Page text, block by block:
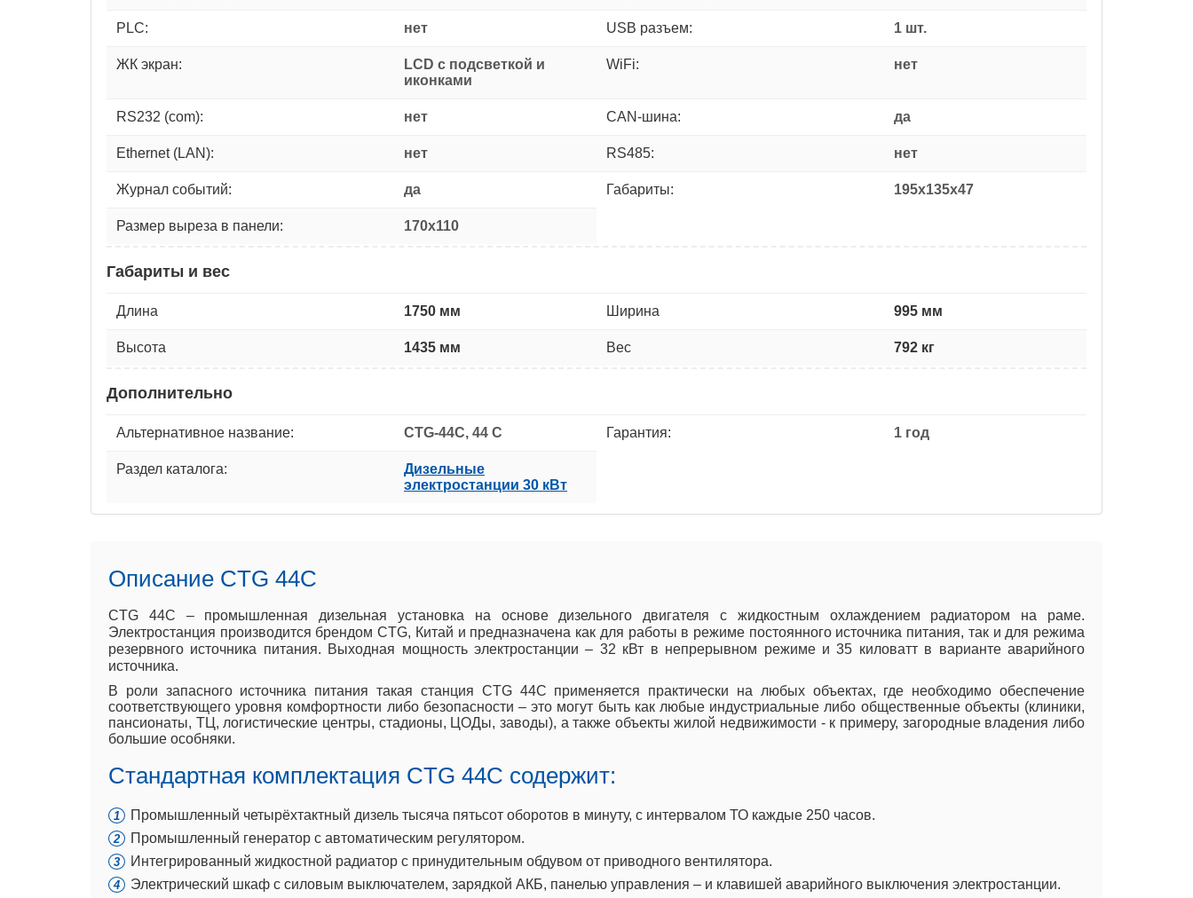
PLC: нет USB разъем: 1 шт.
ЖК экран:
LCD с подсветкой и
иконками
WiFi: нет
RS232 (com): нет CAN-шина: да
Ethernet (LAN): нет RS485: нет
Журнал событий: да Габариты: 195x135x47
Размер выреза в панели: 170x110
Габариты и вес
Длина 1750 мм Ширина 995 мм
Высота 1435 мм Вес 792 кг
Дополнительно
Альтернативное название: CTG-44C, 44 C Гарантия: 1 год
Раздел каталога:
Дизельные
электростанции 30 кВт
Описание CTG 44C
CTG 44C – промышленная дизельная установка на основе дизельного двигателя с жидкостным охлаждением радиатором на раме.
Электростанция производится брендом CTG, Китай и предназначена как для работы в режиме постоянного источника питания, так и для режима
резервного источника питания. Выходная мощность электростанции – 32 кВт в непрерывном режиме и 35 киловатт в варианте аварийного
источника.
В роли запасного источника питания такая станция CTG 44C применяется практически на любых объектах, где необходимо обеспечение
соответствующего уровня комфортности либо безопасности – это могут быть как любые индустриальные либо общественные объекты (клиники,
пансионаты, ТЦ, логистические центры, стадионы, ЦОДы, заводы), а также объекты жилой недвижимости - к примеру, загородные владения либо
большие особняки.
Стандартная комплектация CTG 44C содержит:
Промышленный четырёхтактный дизель тысяча пятьсот оборотов в минуту, с интервалом ТО каждые 250 часов.
Промышленный генератор с автоматическим регулятором.
Интегрированный жидкостной радиатор с принудительным обдувом от приводного вентилятора.
Электрический шкаф с силовым выключателем, зарядкой АКБ, панелью управления – и клавишей аварийного выключения электростанции.